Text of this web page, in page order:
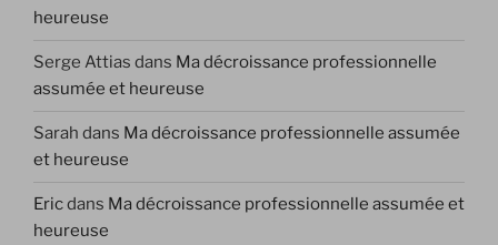
heureuse
Serge Attias dans Ma décroissance professionnelle
assumée et heureuse
Sarah dans Ma décroissance professionnelle assumée
et heureuse
Ericdans Ma décroissance professionnelle assumée et
heureuse